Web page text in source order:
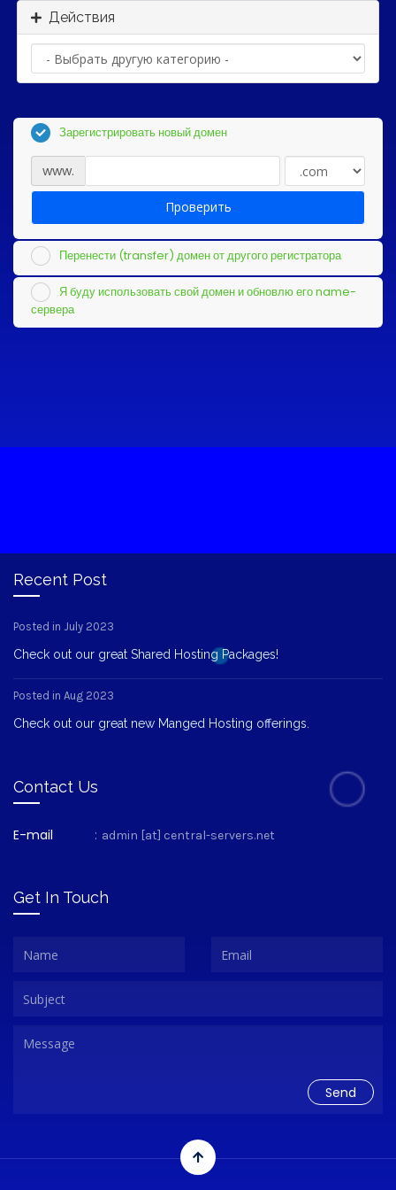
Действия
Зарегистрировать новый домен
www.
Проверить
Перенести (transfer) домен от другого регистратора
Я буду использовать свой домен и обновлю его name-
сервера
Recent Post
Posted in July 2023
Check out our great Shared Hosting Packages!
Posted in Aug 2023
Check out our great new Manged Hosting offerings.
Contact Us
E-mail : admin [at] central-servers.net
Get In Touch